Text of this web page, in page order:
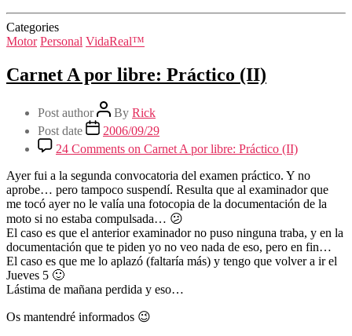
Categories
Motor Personal VidaReal™
Carnet A por libre: Práctico (II)
Post author By Rick
Post date
2006/09/29
24 Comments on Carnet A por libre: Práctico (II)
Ayer fui a la segunda convocatoria del examen práctico. Y no
aprobe… pero tampoco suspendí. Resulta que al examinador que
me tocó ayer no le valía una fotocopia de la documentación de la
moto si no estaba compulsada… 😕
El caso es que el anterior examinador no puso ninguna traba, y en la
documentación que te piden yo no veo nada de eso, pero en fin…
El caso es que me lo aplazó (faltaría más) y tengo que volver a ir el
Jueves 5 🙂
Lástima de mañana perdida y eso…
Os mantendré informados 😉